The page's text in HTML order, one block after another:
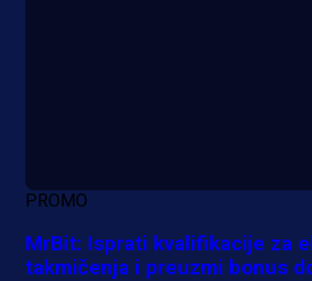
PROMO
MrBit: Isprati kvalifikacije za
takmičenja i preuzmi bonus